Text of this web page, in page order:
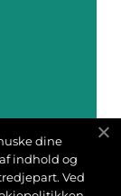
dine
indhold og
Ved